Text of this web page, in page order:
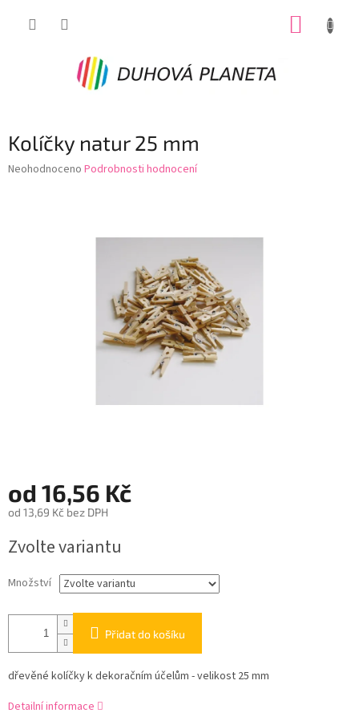
Kolíčky natur 25 mm
Průměrné
Neohodnoceno Podrobnosti hodnocení
od 16,56 Kč
od 13,69 Kč bez DPH
cena:
Zvolte variantu
Množství
Přidat do košíku
dřevěné kolíčky k dekoračním účelům - velikost 25 mm
Detailní informace